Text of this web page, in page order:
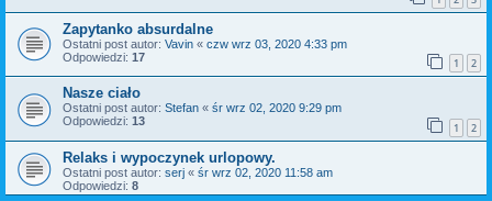
Zapytanko absurdalne
Ostatni post autor: Vavin « czw wrz 03, 2020 4:33 pm
Odpowiedzi: 17 1 2
Nasze ciało
Ostatni post autor: Stefan « śr wrz 02, 2020 9:29 pm
Odpowiedzi: 13 1 2
Relaks i wypoczynek urlopowy.
Ostatni post autor: serj « śr wrz 02, 2020 11:58 am
Odpowiedzi: 8